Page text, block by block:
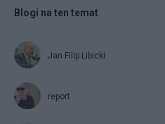
Blogi na ten temat
Jan Filip Libicki
report